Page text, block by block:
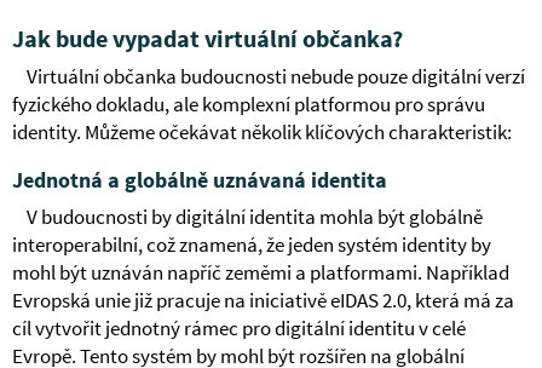
Jak bude vypadat virtuální občanka?
Virtuální občanka budoucnosti nebude pouze digitální verzí
fyzického dokladu, ale komplexní platformou pro správu
identity. Můžeme očekávat několik klíčových charakteristik:
Jednotná a globálně uznávaná identita
V budoucnosti by digitální identita mohla být globálně
interoperabilní, což znamená, že jeden systém identity by
mohl být uznáván napříč zeměmi a platformami. Například
Evropská unie již pracuje na iniciativě eIDAS 2.0, která má za
cíl vytvořit jednotný rámec pro digitální identitu v celé
Evropě. Tento systém by mohl být rozšířen na globální